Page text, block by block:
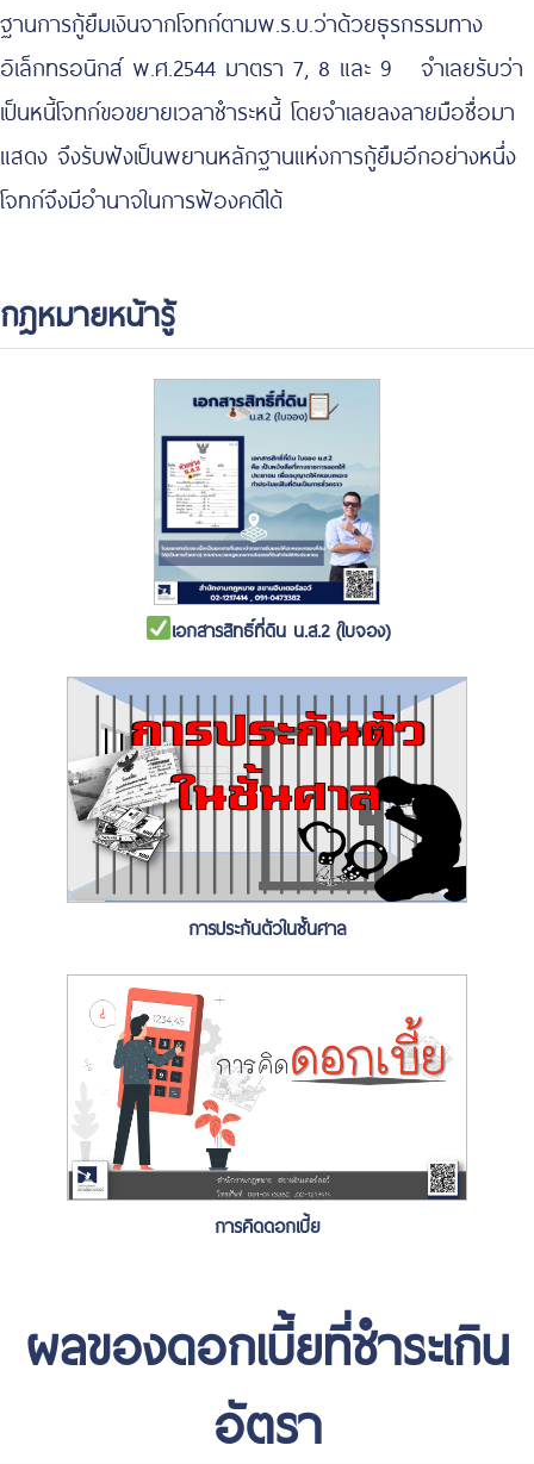
ฐานการกู้ยืมเงินจากโจทก์ตามพ.ร.บ.ว่าด้วยธุรกรรมทาง
อิเล็กทรอนิกส์ พ.ศ.2544 มาตรา 7, 8 และ 9 จำเลยรับว่า
เป็นหนี้โจทก์ขอขยายเวลาชำระหนี้ โดยจำเลยลงลายมือชื่อมา
แสดง จึงรับฟังเป็นพยานหลักฐานแห่งการกู้ยืมอีกอย่างหนึ่ง
โจทก์จึงมีอำนาจในการฟ้องคดีได้
กฎหมายหน้ารู้
เอกสารสิทธิ์ที่ดิน น.ส.2 (ใบจอง)
การประกันตัวในชั้นศาล
การคิดดอกเบี้ย
ผลของดอกเบี้ยที่ชำระเกิน
อัตรา